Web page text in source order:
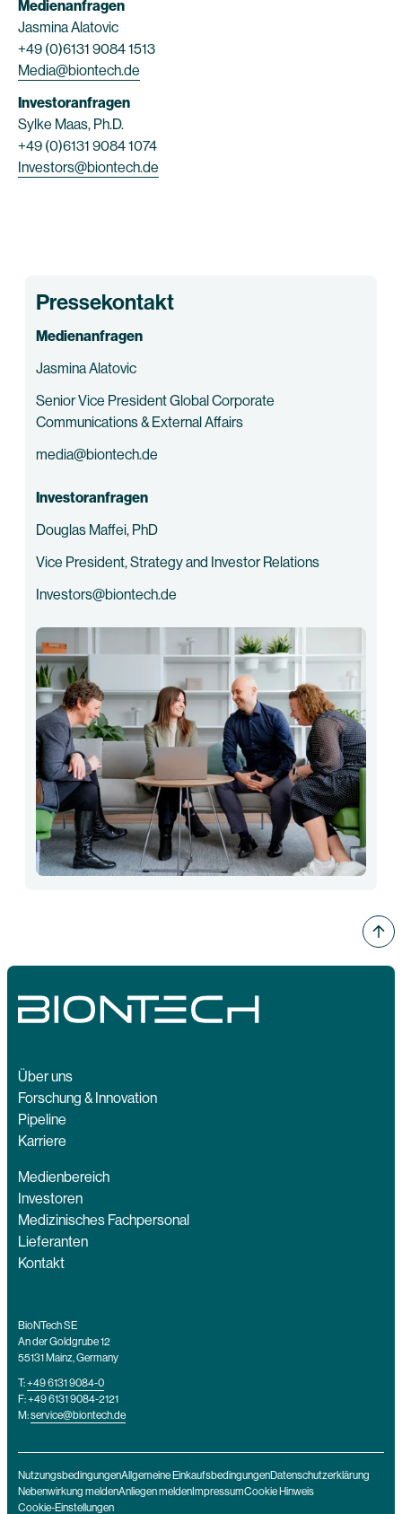
Medienanfragen
Jasmina Alatovic
+49 (0)6131 9084 1513
Media@biontech.de
Investoranfragen
Sylke Maas, Ph.D.
+49 (0)6131 9084 1074
Investors@biontech.de
Pressekontakt
Medienanfragen
Jasmina Alatovic
Senior Vice President Global Corporate
Communications & External Affairs
media@biontech.de
Investoranfragen
Douglas Maffei, PhD
Vice President, Strategy and Investor Relations
Investors@biontech.de
Über uns
Forschung & Innovation
Pipeline
Karriere
Medienbereich
Investoren
Medizinisches Fachpersonal
Lieferanten
Kontakt
BioNTech SE
An der Goldgrube 12
55131 Mainz, Germany
T:+49 6131 9084-0
F: +49 6131 9084-2121
M:service@biontech.de
NutzungsbedingungenAllgemeine EinkaufsbedingungenDatenschutzerklärung
Nebenwirkung meldenAnliegen melden ImpressumCookie Hinweis
Cookie-Einstellungen